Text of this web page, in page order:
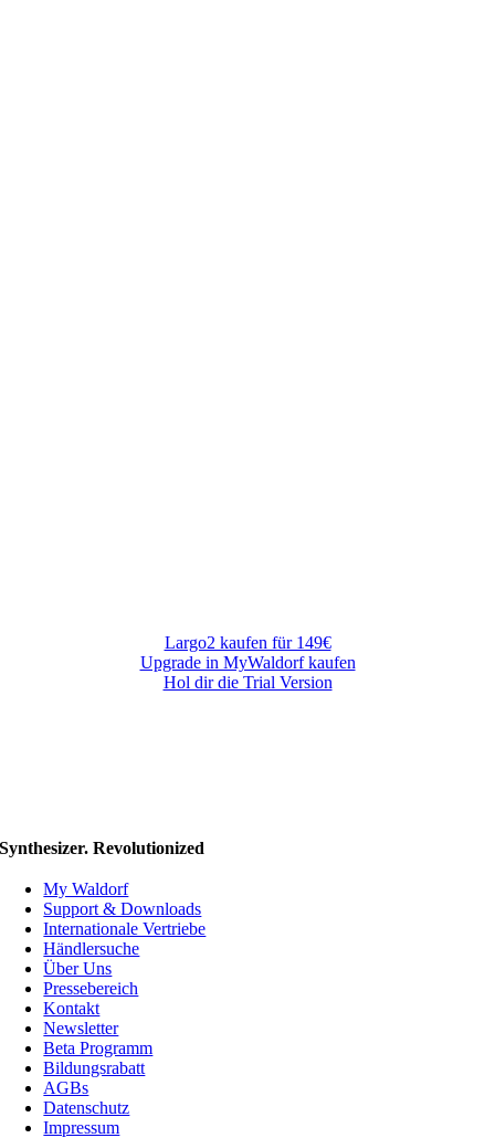
Largo2 kaufen für 149€
Upgrade in MyWaldorf kaufen
Hol dir die Trial Version
Synthesizer. Revolutionized
My Waldorf
Support & Downloads
Internationale Vertriebe
Händlersuche
Über Uns
Pressebereich
Kontakt
Newsletter
Beta Programm
Bildungsrabatt
AGBs
Datenschutz
Impressum